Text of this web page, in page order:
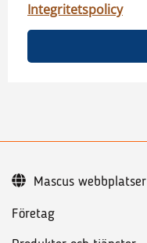
Integritetspolicy
Företag
Mascus webbplatser